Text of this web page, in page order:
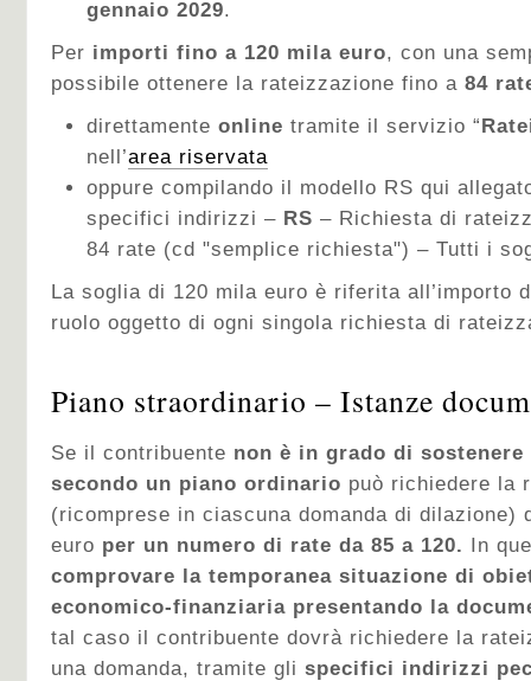
gennaio 2029.
Per importi fino a 120 mila euro, con una
possibile ottenere la rateizzazione fino a 84
direttamente online tramite il servizio “
nell’area riservata
oppure compilando il modello RS qui
specifici indirizzi – RS – Richiesta di
84 rate (cd "semplice richiesta") – Tutti i
La soglia di 120 mila euro è riferita all’importo
ruolo oggetto di ogni singola richiesta di
Piano straordinario – Istanze
Se il contribuente non è in grado di
secondo un piano ordinario può richiedere la
(ricomprese in ciascuna domanda di dilazione)
euro per un numero di rate da 85 a 120. In
comprovare la temporanea situazione di
economico-finanziaria presentando la
tal caso il contribuente dovrà richiedere la
una domanda, tramite gli specifici indirizzi